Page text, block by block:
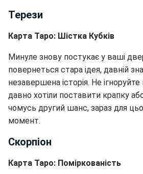
Терези
Карта Таро: Шістка Кубків
Минуле знову постукає у ваші
повернеться стара ідея, давній
незавершена історія. Не
давно хотіли поставити крапку
чомусь другий шанс, зараз для
момент.
Скорпіон
Карта Таро: Поміркованість